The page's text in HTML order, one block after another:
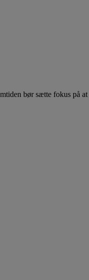
bør sætte fokus på